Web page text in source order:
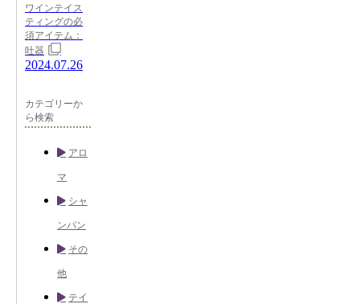
ワインテイス
ティングの必
須アイテム：
吐器
2024.07.26
カテゴリーか
ら検索
アロ
マ
シャ
ンパン
その
他
テイ